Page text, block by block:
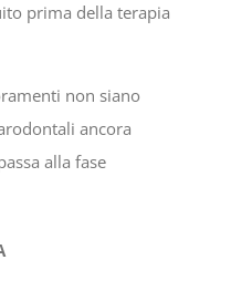
prima della terapia
non siano
ancora
alla fase